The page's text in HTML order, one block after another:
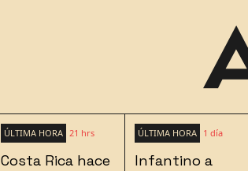
ÚLTIMA HORA 21 hrs
Costa Rica hace
ÚLTIMA HORA 1 día
Infantino a